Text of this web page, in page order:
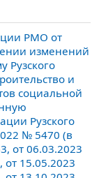
РМО от
изменений
Рузского
и
социальной
Рузского
№ 5470 (в
от 06.03.2023
15.05.2023